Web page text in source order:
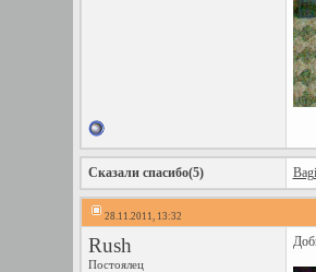
Сказали спасибо(5)
28.11.2011, 13:32
Rush
Постоялец